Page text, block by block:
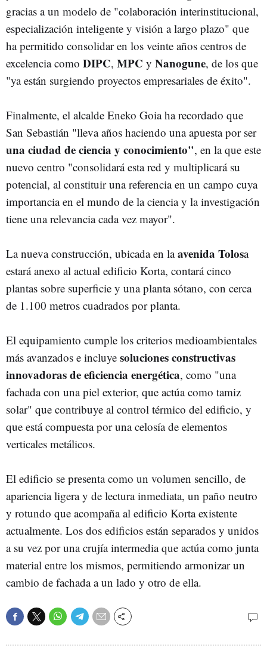
gracias a un modelo de "colaboración interinstitucional,
especialización inteligente y visión a largo plazo" que
ha permitido consolidar en los veinte años centros de
excelencia como DIPC, MPC y Nanogune, de los que
"ya están surgiendo proyectos empresariales de éxito".
Finalmente, el alcalde Eneko Goia ha recordado que
San Sebastián "lleva años haciendo una apuesta por ser
una ciudad de ciencia y conocimiento", en la que este
nuevo centro "consolidará esta red y multiplicará su
potencial, al constituir una referencia en un campo cuya
importancia en el mundo de la ciencia y la investigación
tiene una relevancia cada vez mayor".
La nueva construcción, ubicada en laavenida Tolosa
estará anexo al actual edificio Korta, contará cinco
plantas sobre superficie y una planta sótano, con cerca
de 1.100 metros cuadrados por planta.
El equipamiento cumple los criterios medioambientales
más avanzados e incluye soluciones constructivas
innovadoras de eficiencia energética, como "una
fachada con una piel exterior, que actúa como tamiz
solar" que contribuye al control térmico del edificio, y
que está compuesta por una celosía de elementos
verticales metálicos.
El edificio se presenta como un volumen sencillo, de
apariencia ligera y de lectura inmediata, un paño neutro
y rotundo que acompaña al edificio Korta existente
actualmente. Los dos edificios están separados y unidos
a su vez por una crujía intermedia que actúa como junta
material entre los mismos, permitiendo armonizar un
cambio de fachada a un lado y otro de ella.